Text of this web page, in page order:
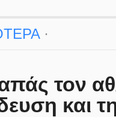
·
τον
και